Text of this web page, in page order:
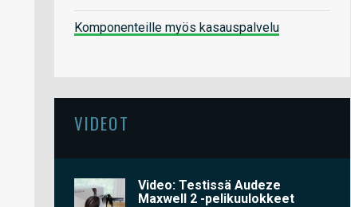
Komponenteille myös kasauspalvelu
VIDEOT
Video: Testissä Audeze
Maxwell 2 -pelikuulokkeet